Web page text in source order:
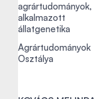
agrártudományok,
alkalmazott
állatgenetika
Agrártudományok
Osztálya